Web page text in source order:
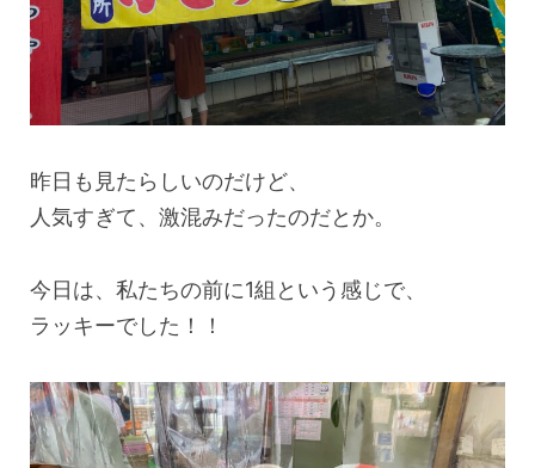
昨日も見たらしいのだけど、
人気すぎて、激混みだったのだとか。
今日は、私たちの前に1組という感じで、
ラッキーでした！！